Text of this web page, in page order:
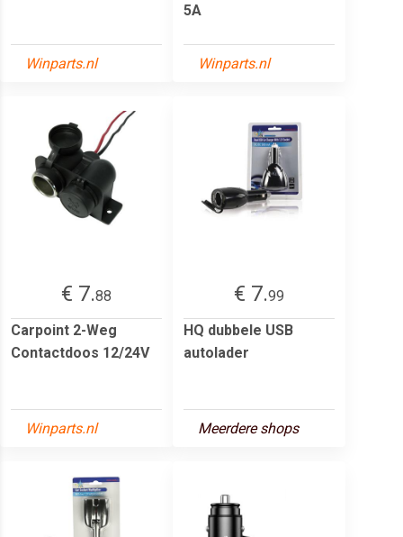
Winparts.nl
5A
Winparts.nl
€ 7.88
Carpoint 2-Weg
Contactdoos 12/24V
Winparts.nl
€ 7.99
HQ dubbele USB
autolader
Meerdere shops